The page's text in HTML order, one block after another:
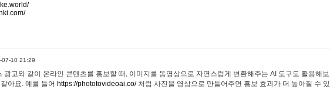
07-10 21:29
광고와 같이 온라인 콘텐츠를 홍보할 때, 이미지를 동영상으로 자연스럽게 변환해주는 AI 도구도 활용해보
아요. 예를 들어 https://phototovideoai.co/처럼 사진을 영상으로 만들어주면 홍보 효과가 더 높아질 수 있